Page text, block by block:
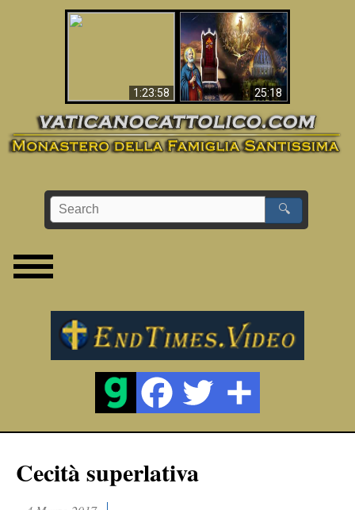
1:23:58 25:18
La Bibbia ha previsto
70 anni senza Papa?
🔍
Cecità superlativa